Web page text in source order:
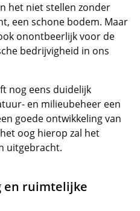
het niet stellen zonder
een schone bodem. Maar
onontbeerlijk voor de
bedrijvigheid in ons
nog eens duidelijk
en milieubeheer een
goede ontwikkeling van
oog hierop zal het
uitgebracht.
en ruimtelijke